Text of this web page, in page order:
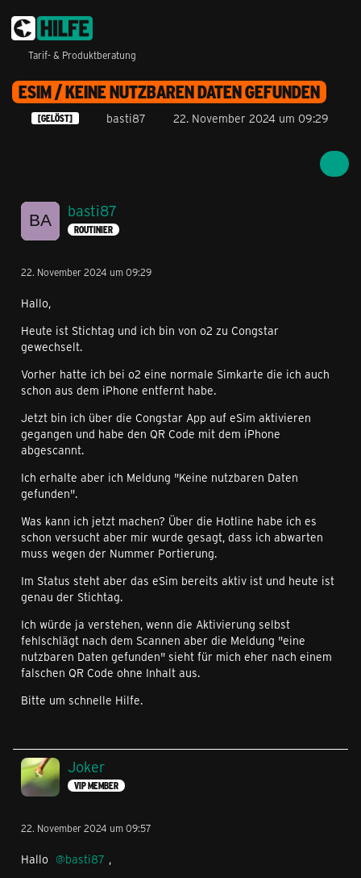
Tarif- & Produktberatung
ESIM / KEINE NUTZBAREN DATEN GEFUNDEN
[GELÖST] basti87 22. November 2024 um 09:29
basti87
ROUTINIER
22. November 2024 um 09:29
Hallo,
Heute ist Stichtag und ich bin von o2 zu Congstar
gewechselt.
Vorher hatte ich bei o2 eine normale Simkarte die ich auch
schon aus dem iPhone entfernt habe.
Jetzt bin ich über die Congstar App auf eSim aktivieren
gegangen und habe den QR Code mit dem iPhone
abgescannt.
Ich erhalte aber ich Meldung "Keine nutzbaren Daten
gefunden".
Was kann ich jetzt machen? Über die Hotline habe ich es
schon versucht aber mir wurde gesagt, dass ich abwarten
muss wegen der Nummer Portierung.
Im Status steht aber das eSim bereits aktiv ist und heute ist
genau der Stichtag.
Ich würde ja verstehen, wenn die Aktivierung selbst
fehlschlägt nach dem Scannen aber die Meldung "eine
nutzbaren Daten gefunden" sieht für mich eher nach einem
falschen QR Code ohne Inhalt aus.
Bitte um schnelle Hilfe.
Joker
VIP MEMBER
22. November 2024 um 09:57
Hallo basti87 ,